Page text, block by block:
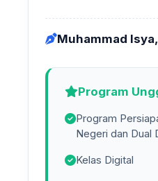
Muhammad
Program
Program
Negeri dan Dual
Kelas Digital